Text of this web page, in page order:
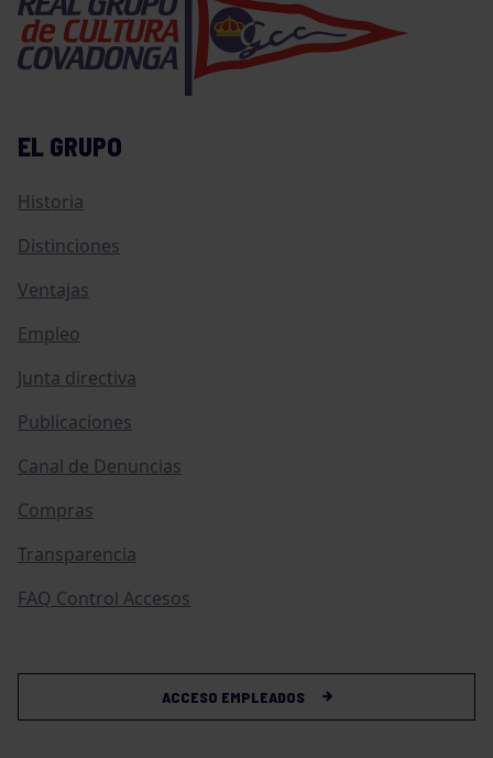
EL GRUPO
Historia
Distinciones
Ventajas
Empleo
Junta directiva
Publicaciones
Canal de Denuncias
Compras
Transparencia
FAQ Control Accesos
ACCESO EMPLEADOS